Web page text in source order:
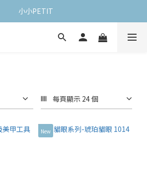
小小PETIT
每頁顯示 24 個
New